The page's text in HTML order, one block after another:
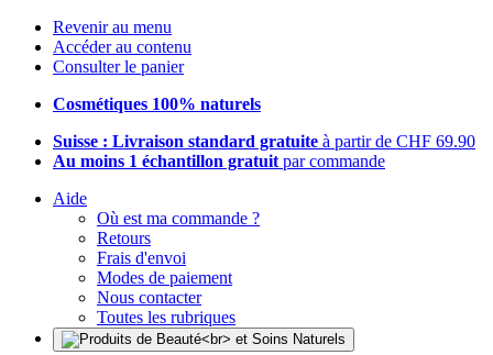
Revenir au menu
Accéder au contenu
Consulter le panier
Cosmétiques 100% naturels
Suisse : Livraison standard gratuite à partir de CHF 69.90
Au moins 1 échantillon gratuit par commande
Aide
Où est ma commande ?
Retours
Frais d'envoi
Modes de paiement
Nous contacter
Toutes les rubriques